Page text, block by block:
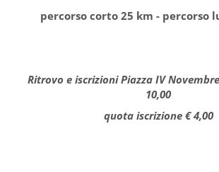
percorso corto 25 km - percorso
Ritrovo e iscrizioni Piazza IV
10,00
quota iscrizione € 4,00